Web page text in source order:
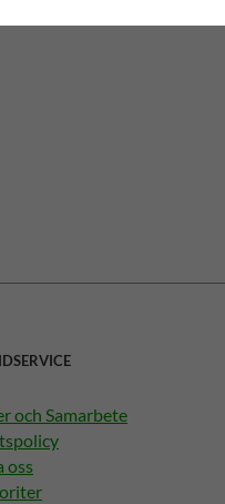
och Samarbete
oss